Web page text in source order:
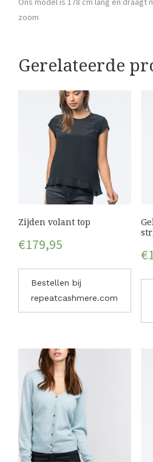
zoom
Gerelateerde
Zijden volant top
€179,95
Bestellen bij
repeatcashmere.com
€